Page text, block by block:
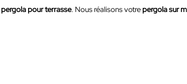
pergola pour terrasse. Nous réalisons votre pergola sur